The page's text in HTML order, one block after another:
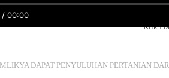
/ 00:00
Klik
DAPAT PENYULUHAN PERTANIAN